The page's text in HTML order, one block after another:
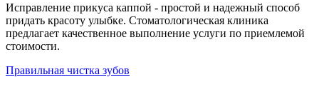
Исправление прикуса каппой - простой и надежный способ
придать красоту улыбке. Стоматологическая клиника
предлагает качественное выполнение услуги по приемлемой
стоимости.
Правильная чистка зубов